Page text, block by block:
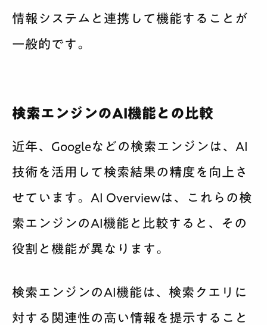
情報システムと連携して機能することが
一般的です。
検索エンジンのAI機能との比較
近年、Googleなどの検索エンジンは、AI
技術を活用して検索結果の精度を向上さ
せています。AI Overviewは、これらの検
索エンジンのAI機能と比較すると、その
役割と機能が異なります。
検索エンジンのAI機能は、検索クエリに
対する関連性の高い情報を提示すること